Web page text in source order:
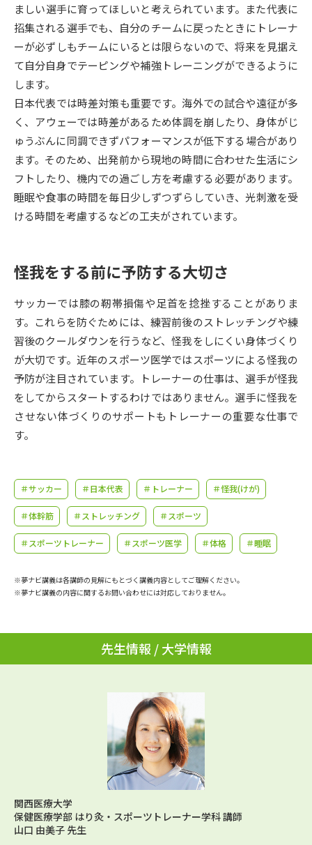
新学年スタート号特集ページ
（高3生用）
新学年スタート号特集ページ
SELFBRAND特集ページ
オープンキャンパスなどを調べる
オープンキャンパス検索 実施プログラムから探す
来場型・Web型イベント特集 夢ナビライブ
受験準備 資料検索
志望校・出願校を調べる
併願校選び 受験スケジュールを立てよう
先輩が入学を決めた理由 テレメール全国一斉進学調査
大学で学びたい学問発見
学問のミニ講義「夢ナビ講義」 学問分野解説
学問の教科書 夢ナビライブ
大学進学IDについて
受付内容・発送状況の確認
個人情報取扱規定
テレメール進学カタログ
訂正のご案内
ましい選手に育ってほしいと考えられています。また代表に
招集される選手でも、自分のチームに戻ったときにトレーナ
ーが必ずしもチームにいるとは限らないので、将来を見据え
て自分自身でテーピングや補強トレーニングができるように
します。
日本代表では時差対策も重要です。海外での試合や遠征が多
く、アウェーでは時差があるため体調を崩したり、身体がじ
ゅうぶんに同調できずパフォーマンスが低下する場合があり
ます。そのため、出発前から現地の時間に合わせた生活にシ
フトしたり、機内での過ごし方を考慮する必要があります。
睡眠や食事の時間を毎日少しずつずらしていき、光刺激を受
ける時間を考慮するなどの工夫がされています。
怪我をする前に予防する大切さ
サッカーでは膝の靭帯損傷や足首を捻挫することがありま
す。これらを防ぐためには、練習前後のストレッチングや練
習後のクールダウンを行うなど、怪我をしにくい身体づくり
が大切です。近年のスポーツ医学ではスポーツによる怪我の
予防が注目されています。トレーナーの仕事は、選手が怪我
をしてからスタートするわけではありません。選手に怪我を
させない体づくりのサポートもトレーナーの重要な仕事で
す。
＃サッカー ＃日本代表 ＃トレーナー ＃怪我(けが)
＃体幹筋 ＃ストレッチング ＃スポーツ
＃スポーツトレーナー ＃スポーツ医学 ＃体格 ＃睡眠
※夢ナビ講義は各講師の見解にもとづく講義内容としてご理解ください。
※夢ナビ講義の内容に関するお問い合わせには対応しておりません。
先生情報 / 大学情報
関西医療大学
保健医療学部 はり灸・スポーツトレーナー学科 講師
山口 由美子 先生